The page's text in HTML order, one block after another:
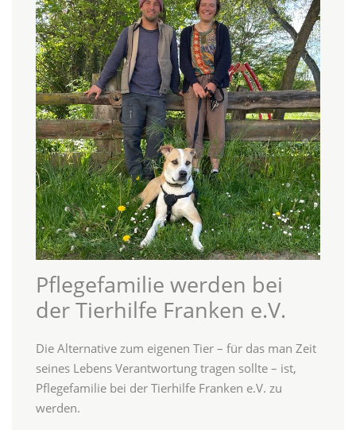
Pflegefamilie werden bei
der Tierhilfe Franken e.V.
Die Alternative zum eigenen Tier – für das man Zeit
seines Lebens Verantwortung tragen sollte – ist,
Pflegefamilie bei der Tierhilfe Franken e.V. zu
werden.